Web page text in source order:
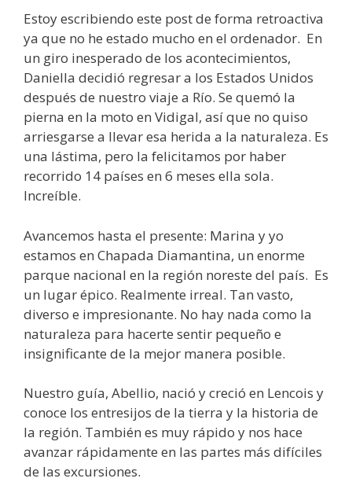
Estoy escribiendo este post de forma retroactiva
ya que no he estado mucho en el ordenador. En
un giro inesperado de los acontecimientos,
Daniella decidió regresar a los Estados Unidos
después de nuestro viaje a Río. Se quemó la
pierna en la moto en Vidigal, así que no quiso
arriesgarse a llevar esa herida a la naturaleza. Es
una lástima, pero la felicitamos por haber
recorrido 14 países en 6 meses ella sola.
Increíble.
Avancemos hasta el presente: Marina y yo
estamos en Chapada Diamantina, un enorme
parque nacional en la región noreste del país. Es
un lugar épico. Realmente irreal. Tan vasto,
diverso e impresionante. No hay nada como la
naturaleza para hacerte sentir pequeño e
insignificante de la mejor manera posible.
Nuestro guía, Abellio, nació y creció en Lencois y
conoce los entresijos de la tierra y la historia de
la región. También es muy rápido y nos hace
avanzar rápidamente en las partes más difíciles
de las excursiones.